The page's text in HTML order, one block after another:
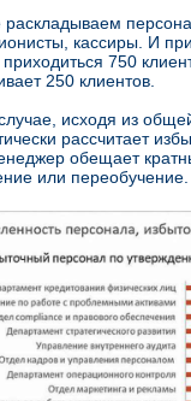
раскладываем
кассиры. И
750
250 клиентов.
исходя из
рассчитает
обещает
или